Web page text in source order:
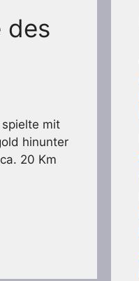
des
mit
hinunter
20 Km